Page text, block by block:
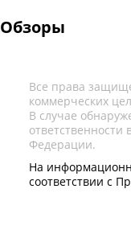
Обзоры
Все права
коммерческих
В случае
ответственности
Федерации.
На
соответствии с